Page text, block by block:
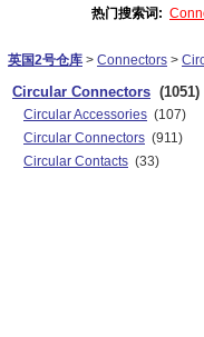
热门搜索词:
英国2号仓库 > Connectors >
Circular Connectors (1051)
Circular Accessories (107)
Circular Connectors (911)
Circular Contacts (33)